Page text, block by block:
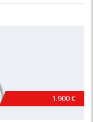
1.900 €